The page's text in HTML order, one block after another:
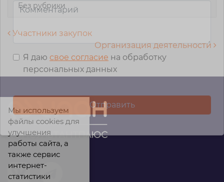
Без рубрики
Навигация по записям
Участники закупок
Организация деятельности
Я даю свое согласие на обработку
персональных данных
Мы используем
файлы cookies для
улучшения
работы сайта, а
также сервис
интернет-
статистики